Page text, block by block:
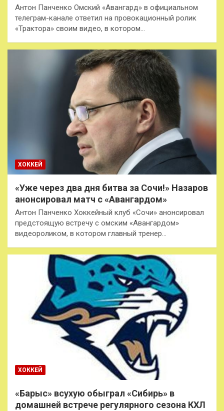
Антон Панченко Омский «Авангард» в официальном
телеграм-канале ответил на провокационный ролик
«Трактора» своим видео, в котором…
ХОККЕЙ
«Уже через два дня битва за Сочи!» Назаров
анонсировал матч с «Авангардом»
Антон Панченко Хоккейный клуб «Сочи» анонсировал
предстоящую встречу с омским «Авангардом»
видеороликом, в котором главный тренер…
ХОККЕЙ
«Барыс» всухую обыграл «Сибирь» в
домашней встрече регулярного сезона КХЛ